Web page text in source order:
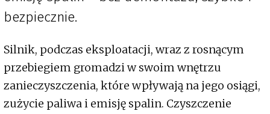
bezpiecznie.
Silnik, podczas eksploatacji, wraz z rosnącym
przebiegiem gromadzi w swoim wnętrzu
zanieczyszczenia, które wpływają na jego osiągi,
zużycie paliwa i emisję spalin. Czyszczenie